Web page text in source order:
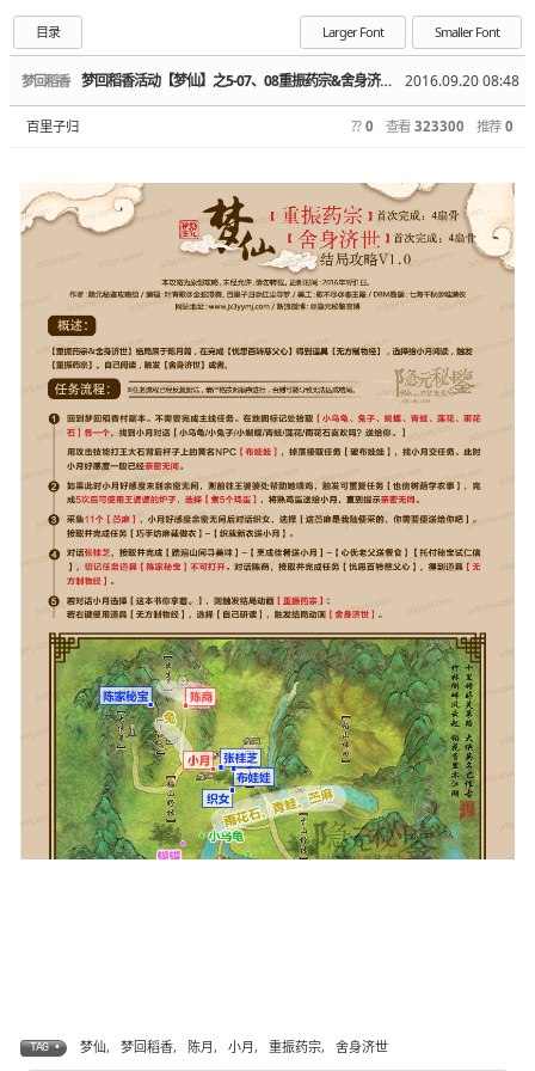
目录 Larger Font Smaller Font
梦回稻香 2016.09.20 08:48
梦回稻香活动【梦仙】之5-07、08重振药宗&舍身济世结局攻略
百里子归 ?? 0 查看 323300 推荐 0
TAG • 梦仙, 梦回稻香, 陈月, 小月, 重振药宗, 舍身济世